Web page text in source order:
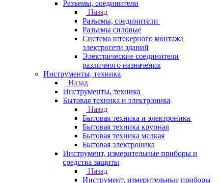
Разъемы, соединители
Назад
Разъемы, соединители
Разъемы силовые
Система штекерного монтажа
электросети зданий
Электрические соединители
различного назначения
Инструменты, техника
Назад
Инструменты, техника
Бытовая техника и электроника
Назад
Бытовая техника и электроника
Бытовая техника крупная
Бытовая техника мелкая
Бытовая электроника
Инструмент, измерительные приборы и
средства защиты
Назад
Инструмент, измерительные приборы